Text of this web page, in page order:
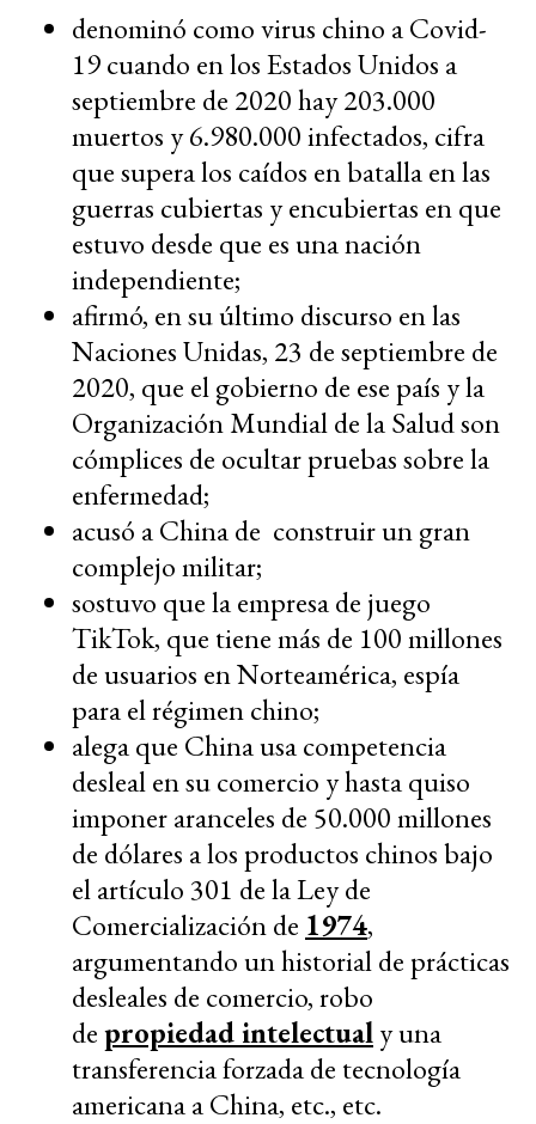
denominó como virus chino a Covid-
19 cuando en los Estados Unidos a
septiembre de 2020 hay 203.000
muertos y 6.980.000 infectados, cifra
que supera los caídos en batalla en las
guerras cubiertas y encubiertas en que
estuvo desde que es una nación
independiente;
afirmó, en su último discurso en las
Naciones Unidas, 23 de septiembre de
2020, que el gobierno de ese país y la
Organización Mundial de la Salud son
cómplices de ocultar pruebas sobre la
enfermedad;
acusó a China de construir un gran
complejo militar;
sostuvo que la empresa de juego
TikTok, que tiene más de 100 millones
de usuarios en Norteamérica, espía
para el régimen chino;
alega que China usa competencia
desleal en su comercio y hasta quiso
imponer aranceles de 50.000 millones
de dólares a los productos chinos bajo
el artículo 301 de la Ley de
Comercialización de 1974,
argumentando un historial de prácticas
desleales de comercio, robo
depropiedad intelectualy una
transferencia forzada de tecnología
americana a China, etc., etc.